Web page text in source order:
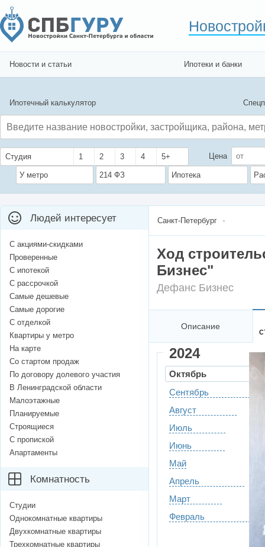
Новости и статьи Ипотеки и банки
Ипотечный калькулятор
Студия 1 2 3 4 5+ Цена
У метро 214 ФЗ Ипотека
Санкт-Петербург
Ход
Бизнес"
Дефанс Бизнес
Описание
2024
Октябрь
Сентябрь
Август
Июль
Июнь
Май
Апрель
Март
Февраль
Людей интересует
С акциями-скидками
Проверенные
С ипотекой
С рассрочкой
Самые дешевые
Самые дорогие
С отделкой
Квартиры у метро
На карте
Со стартом продаж
По договору долевого участия
В Ленинградской области
Малоэтажные
Планируемые
Строящиеся
С пропиской
Апартаменты
Комнатность
Студии
Однокомнатные квартиры
Двухкомнатные квартиры
Трехкомнатные квартиры